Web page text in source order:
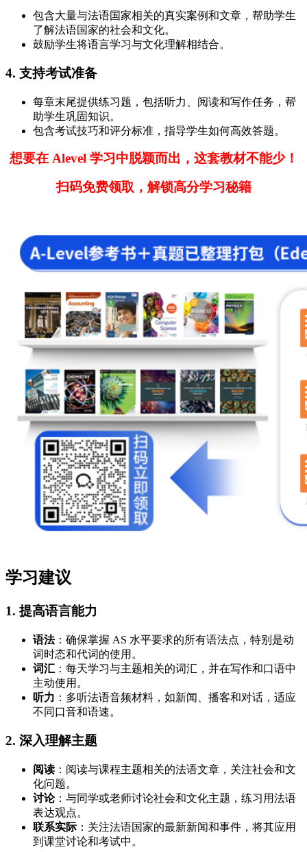
包含大量与法语国家相关的真实案例和文章，帮助学生
了解法语国家的社会和文化。
鼓励学生将语言学习与文化理解相结合。
4. 支持考试准备
每章末尾提供练习题，包括听力、阅读和写作任务，帮
助学生巩固知识。
包含考试技巧和评分标准，指导学生如何高效答题。
想要在 Alevel 学习中脱颖而出，这套教材不能少！
扫码免费领取，解锁高分学习秘籍
学习建议
1. 提高语言能力
语法：确保掌握 AS 水平要求的所有语法点，特别是动
词时态和代词的使用。
词汇 ：每天学习与主题相关的词汇，并在写作和口语中
主动使用。
听力 ：多听法语音频材料，如新闻、播客和对话，适应
不同口音和语速。
2. 深入理解主题
阅读 ：阅读与课程主题相关的法语文章，关注社会和文
化问题。
讨论：与同学或老师讨论社会和文化主题，练习用法语
表达观点。
联系实际 ：关注法语国家的最新新闻和事件，将其应用
到课堂讨论和考试中。